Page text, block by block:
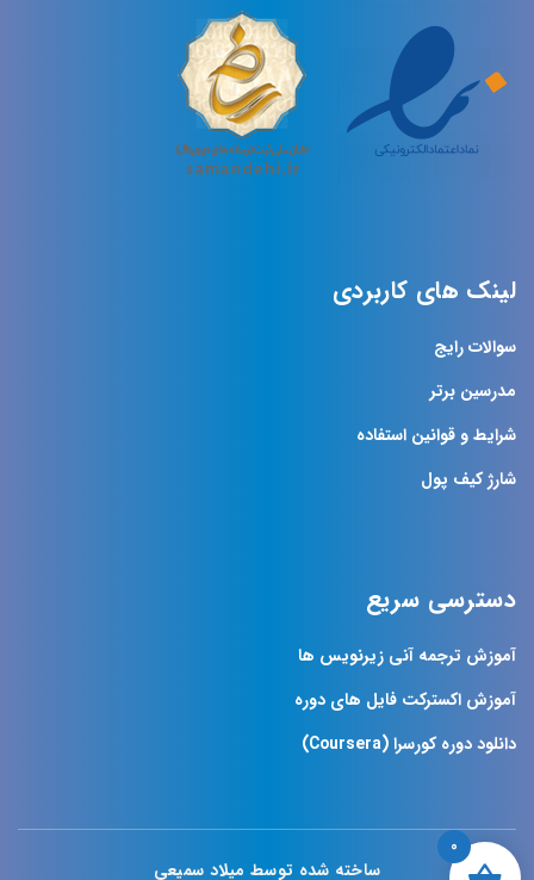
0
لینک های کاربردی
سوالات رایج
مدرسین برتر
شرایط و قوانین استفاده
شارژ کیف پول
دسترسی سریع
آموزش ترجمه آنی زیرنویس ها
آموزش اکسترکت فایل های دوره
دانلود دوره کورسرا (Coursera)
ساخته شده توسط میلاد سمیعی